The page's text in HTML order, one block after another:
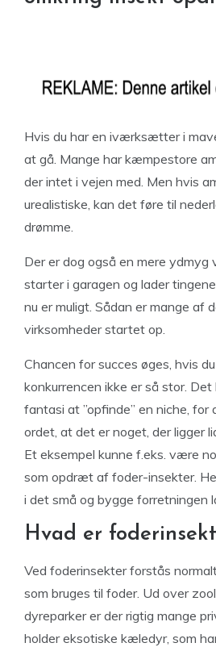
Hvis du har en iværksætter i
at gå. Mange har kæmpestore
der intet i vejen med. Men hvis
urealistiske, kan det føre til
drømme.
Der er dog også en mere ydmyg
starter i garagen og lader
nu er muligt. Sådan er mange af
virksomheder startet op.
Chancen for succes øges, hvis
konkurrencen ikke er så stor.
fantasi at ”opfinde” en niche,
ordet, at det er noget, der ligger
Et eksempel kunne f.eks. være
som opdræt af foder-insekter.
i det små og bygge forretningen
Hvad er
Ved foderinsekter forstås
som bruges til foder. Ud over
dyreparker er der rigtig mange
holder eksotiske kæledyr, som